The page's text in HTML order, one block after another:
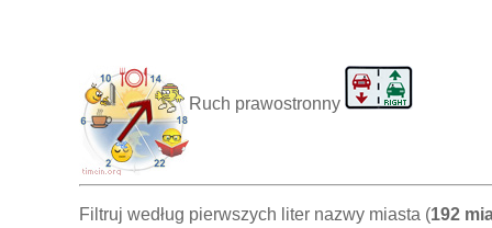
Ruch prawostronny
Filtruj według pierwszych liter nazwy miasta (192